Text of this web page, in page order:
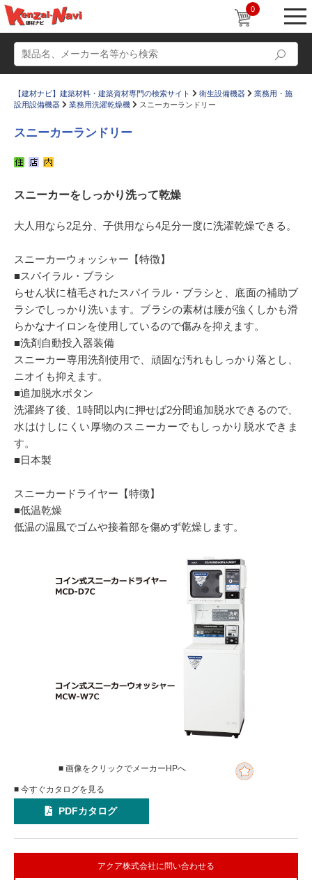
0
かたなび コラム
すまいリング 設計士インタビュー
お気に入り
【建材ナビ】建築材料・建築資材専門の検索サイト 衛生設備機器
業務用・施
設用設備機器
業務用洗濯乾燥機 スニーカーランドリー
スニーカーランドリー
スニーカーをしっかり洗って乾燥
大人用なら2足分、子供用なら4足分一度に洗濯乾燥できる。
スニーカーウォッシャー【特徴】
■スパイラル・ブラシ
らせん状に植毛されたスパイラル・ブラシと、底面の補助ブ
ラシでしっかり洗います。ブラシの素材は腰が強くしかも滑
らかなナイロンを使用しているので傷みを抑えます。
■洗剤自動投入器装備
スニーカー専用洗剤使用で、頑固な汚れもしっかり落とし、
ニオイも抑えます。
■追加脱水ボタン
洗濯終了後、1時間以内に押せば2分間追加脱水できるので、
水はけしにくい厚物のスニーカーでもしっかり脱水できま
す。
■日本製
スニーカードライヤー【特徴】
■低温乾燥
低温の温風でゴムや接着部を傷めず乾燥します。
■ 画像をクリックでメーカーHPへ
■ 今すぐカタログを見る
PDFカタログ
アクア株式会社に問い合わせる